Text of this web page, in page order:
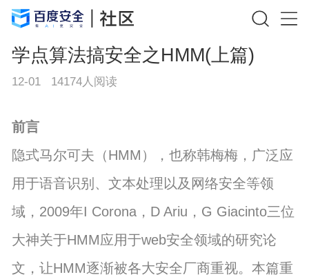
学点算法搞安全之HMM(上篇)
12-01 14174人阅读
前言
隐式马尔可夫（HMM），也称韩梅梅，广泛应
用于语音识别、文本处理以及网络安全等领
域，2009年I Corona，D Ariu，G Giacinto三位
大神关于HMM应用于web安全领域的研究论
文，让HMM逐渐被各大安全厂商重视。本篇重